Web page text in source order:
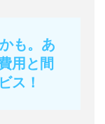
も。あ
用と間
ス！